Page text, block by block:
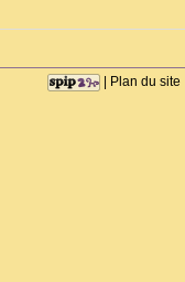
| Plan du site